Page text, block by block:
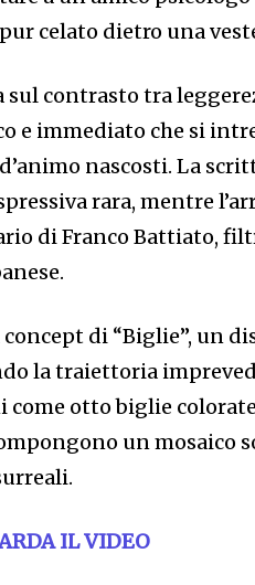
celato dietro una
contrasto tra
e immediato che si
nascosti. La
rara, mentre
di Franco Battiato,
di “Biglie”, un
la traiettoria
otto biglie
un mosaico
IL VIDEO